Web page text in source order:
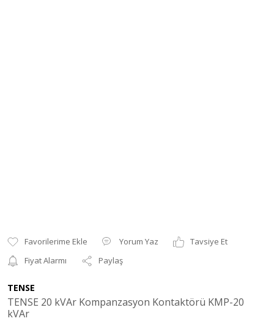
Yorum Yaz
Tavsiye Et
Fiyat Alarmı
Paylaş
TENSE
TENSE 20 kVAr Kompanzasyon Kontaktörü KMP-20
kVAr